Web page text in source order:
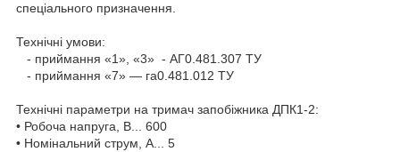
спеціального призначення.
Технічні умови:
- приймання «1», «3» - АГ0.481.307 ТУ
- приймання «7» — га0.481.012 ТУ
Технічні параметри на тримач запобіжника ДПК1-2:
• Робоча напруга, В... 600
• Номінальний струм, А... 5